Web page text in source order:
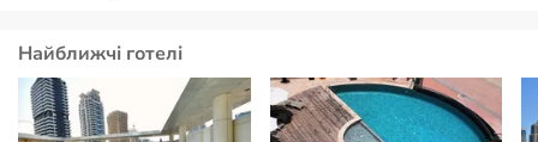
Найближчі готелі